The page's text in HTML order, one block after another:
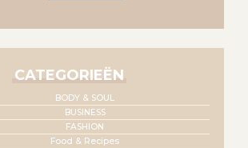
CATEGORIEËN
BODY & SOUL
BUSINESS
FASHION
Food & Recipes